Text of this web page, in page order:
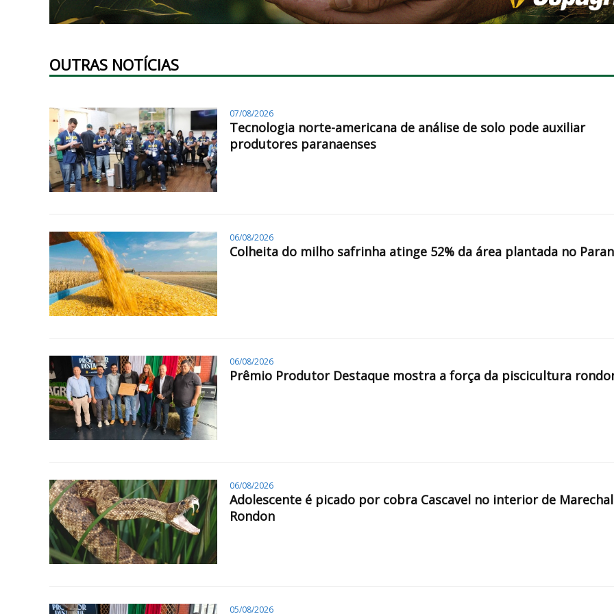
OUTRAS NOTÍCIAS
07/08/2026
Tecnologia norte-americana de análise de solo pode auxiliar
produtores paranaenses
06/08/2026
Colheita do milho safrinha atinge 52% da área plantada no
06/08/2026
Prêmio Produtor Destaque mostra a força da piscicultura
06/08/2026
Adolescente é picado por cobra Cascavel no interior de Marechal
Rondon
05/08/2026